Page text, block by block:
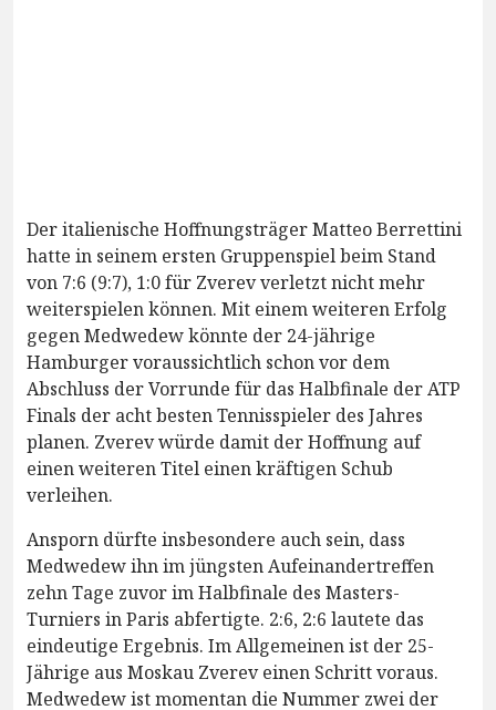
Der italienische Hoffnungsträger Matteo Berrettini
hatte in seinem ersten Gruppenspiel beim Stand
von 7:6 (9:7), 1:0 für Zverev verletzt nicht mehr
weiterspielen können. Mit einem weiteren Erfolg
gegen Medwedew könnte der 24-jährige
Hamburger voraussichtlich schon vor dem
Abschluss der Vorrunde für das Halbfinale der ATP
Finals der acht besten Tennisspieler des Jahres
planen. Zverev würde damit der Hoffnung auf
einen weiteren Titel einen kräftigen Schub
verleihen.
Ansporn dürfte insbesondere auch sein, dass
Medwedew ihn im jüngsten Aufeinandertreffen
zehn Tage zuvor im Halbfinale des Masters-
Turniers in Paris abfertigte. 2:6, 2:6 lautete das
eindeutige Ergebnis. Im Allgemeinen ist der 25-
Jährige aus Moskau Zverev einen Schritt voraus.
Medwedew ist momentan die Nummer zwei der